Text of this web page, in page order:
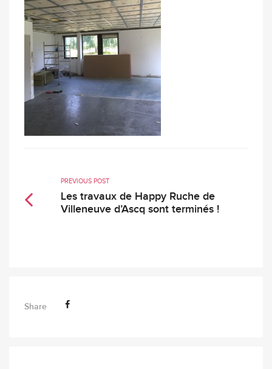
PREVIOUS POST
Les travaux de Happy Ruche de
Villeneuve d’Ascq sont terminés !
Share